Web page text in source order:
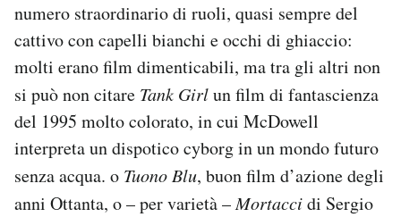
numero straordinario di ruoli, quasi sempre del
cattivo con capelli bianchi e occhi di ghiaccio:
molti erano film dimenticabili, ma tra gli altri non
si può non citare Tank Girlun film di fantascienza
del 1995 molto colorato, in cui McDowell
interpreta un dispotico cyborg in un mondo futuro
senza acqua. o Tuono Blu, buon film d’azione degli
anni Ottanta, o – per varietà –Mortaccidi Sergio